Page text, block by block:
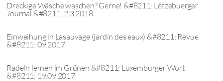
Dreckige Wäsche waschen? Gerne! &#8211; Lëtzebuerger
Journal &#8211; 2.3.2018
Einweihung in Lasauvage (jardin des eaux) &#8211; Revue
&#8211; 09.2017
Radeln lernen im Grünen &#8211; Luxemburger Wort
&#8211; 19.09.2017